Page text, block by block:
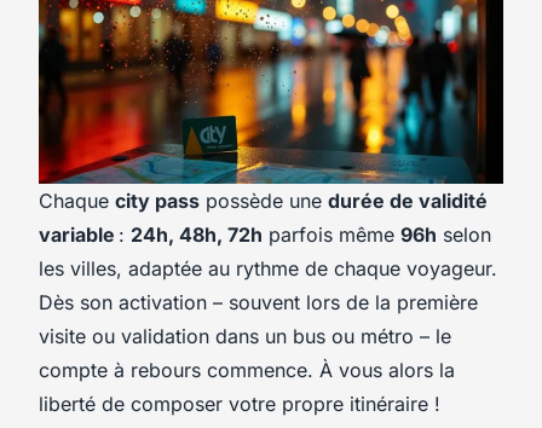
Chaque city pass possède une durée de validité
variable : 24h, 48h, 72h parfois même 96h selon
les villes, adaptée au rythme de chaque voyageur.
Dès son activation – souvent lors de la première
visite ou validation dans un bus ou métro – le
compte à rebours commence. À vous alors la
liberté de composer votre propre itinéraire !